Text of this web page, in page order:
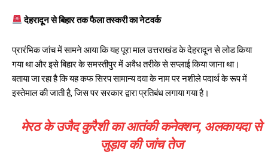
देहरादून से बिहार तक फैला तस्करी का नेटवर्क
प्रारंभिक जांच में सामने आया कि यह पूरा माल उत्तराखंड के देहरादून से लोड किया
गया था और इसे बिहार के समस्तीपुर में अवैध तरीके से सप्लाई किया जाना था।
बताया जा रहा है कि यह कफ सिरप सामान्य दवा के नाम पर नशीले पदार्थ के रूप में
इस्तेमाल की जाती है, जिस पर सरकार द्वारा प्रतिबंध लगाया गया है।
मेरठ के उजैद कुरैशी का आतंकी कनेक्शन, अलकायदा से
जुड़ाव की जांच तेज